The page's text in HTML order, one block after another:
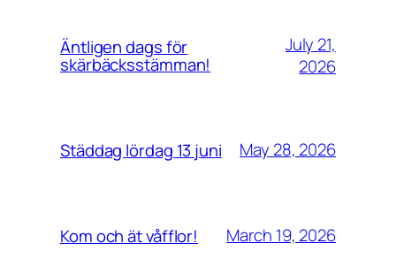
Äntligen dags för
skärbäcksstämman!
July 21,
2026
Städdag lördag 13 juni May 28, 2026
Kom och ät våfflor! March 19, 2026